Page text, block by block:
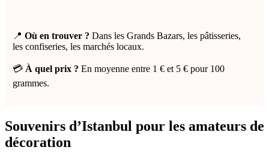
📍 Où en trouver ? Dans les Grands Bazars, les pâtisseries,
les confiseries, les marchés locaux.
💳 À quel prix ? En moyenne entre 1 € et 5 € pour 100
grammes.
Souvenirs d’Istanbul pour les amateurs de
décoration